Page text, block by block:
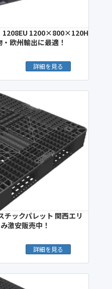
1208EU 1200×800×120H
欧州輸出に最適！
詳細を見る
ックパレット 関西エリ
激安販売中！
詳細を見る